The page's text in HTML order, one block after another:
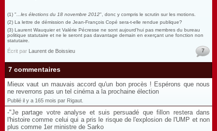
(1) " ...les élections du 18 novembre 2012", donc y compris le scrutin sur les motions.
(2) La lettre de démission de Jean-François Copé sera-t-elle rendue publique?
(3) Laurent Wauquieret Valérie Pécresse ne sont aujourd'hui pas membres du bureau
politique statutaire et ne le seront pas davantage demain en exerçant une fonction non
statutaire.
Écrit par Laurent de Boissieu 7
7 commentaires
Mieux vaut un mauvais accord qu'un bon procès ! Espérons que nous
ne reverrons pas un tel cinéma a la prochaine élection
Publié il y a 165 mois par Rigaut.
-"Je partage votre analyse et suis persuadé que fillon restera dans
l'histoire comme celui qui a pris le risque de l'explosion de l'UMP et non
plus comme 1er ministre de Sarko